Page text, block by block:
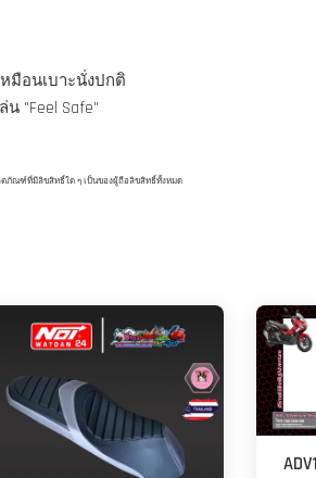
มือนเบาะนั่งปกติ
"Feel Safe"
ตภัณฑ์ที่มีลิขสิทธิ์ใด ๆ เป็นของผู้ถือลิขสิทธิ์ทั้งหมด